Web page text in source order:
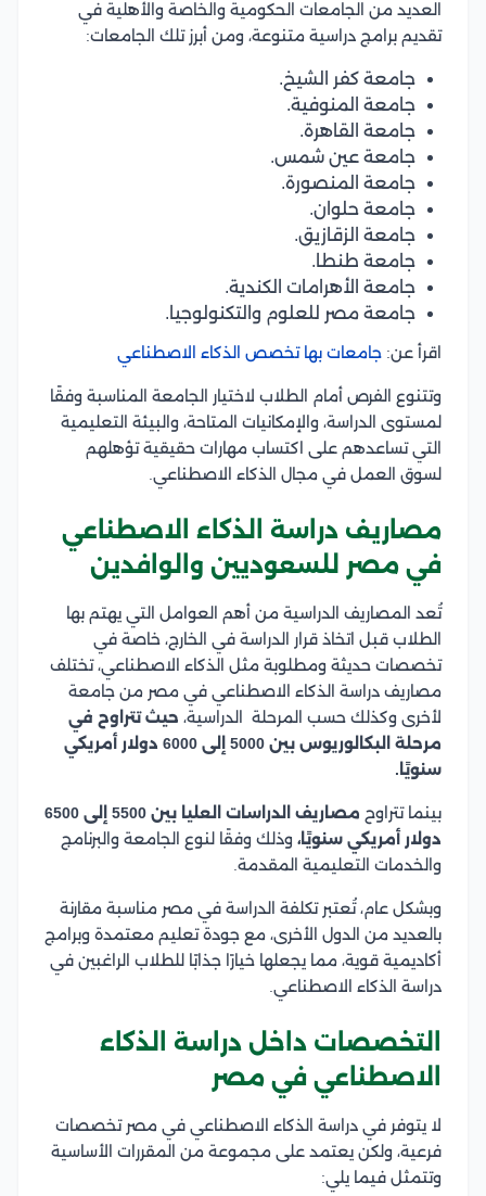
العديد من الجامعات الحكومية والخاصة والأهلية في
تقديم برامج دراسية متنوعة، ومن أبرز تلك الجامعات:
جامعة كفر الشيخ.
جامعة المنوفية.
جامعة القاهرة.
جامعة عين شمس.
جامعة المنصورة.
جامعة حلوان.
جامعة الزقازيق.
جامعة طنطا.
جامعة الأهرامات الكندية.
جامعة مصر للعلوم والتكنولوجيا.
اقرأ عن: جامعات بها تخصص الذكاء الاصطناعي
وتتنوع الفرص أمام الطلاب لاختيار الجامعة المناسبة وفقًا
لمستوى الدراسة، والإمكانيات المتاحة، والبيئة التعليمية
التي تساعدهم على اكتساب مهارات حقيقية تؤهلهم
لسوق العمل في مجال الذكاء الاصطناعي.
مصاريف دراسة الذكاء الاصطناعي
في مصر للسعوديين والوافدين
تُعد المصاريف الدراسية من أهم العوامل التي يهتم بها
الطلاب قبل اتخاذ قرار الدراسة في الخارج، خاصة في
تخصصات حديثة ومطلوبة مثل الذكاء الاصطناعي، تختلف
مصاريف دراسة الذكاء الاصطناعي في مصر من جامعة
لأخرى وكذلك حسب المرحلة الدراسية، حيث تتراوح في
مرحلة البكالوريوس بين 5000 إلى 6000 دولار أمريكي
سنويًا.
بينما تتراوح
مصاريف الدراسات العليا بين 5500 إلى 6500
دولار أمريكي سنويًا، وذلك وفقًا لنوع الجامعة والبرنامج
والخدمات التعليمية المقدمة.
وبشكل عام، تُعتبر تكلفة الدراسة في مصر مناسبة مقارنة
بالعديد من الدول الأخرى، مع جودة تعليم معتمدة وبرامج
أكاديمية قوية، مما يجعلها خيارًا جذابًا للطلاب الراغبين في
دراسة الذكاء الاصطناعي.
التخصصات داخل دراسة الذكاء
الاصطناعي في مصر
لا يتوفر في دراسة الذكاء الاصطناعي في مصر تخصصات
فرعية، ولكن يعتمد على مجموعة من المقررات الأساسية
وتتمثل فيما يلي: